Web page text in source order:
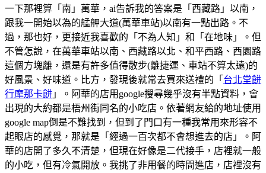
一下那裡算「南」萬華，ai告訴我的答案是「西藏路」以南，
跟我一開始以為的艋舺大道(萬華車站)以南有一點出路。不
過，那也好，更接近我喜歡的「不為人知」和「在地味」。但
不管怎說，在萬華車站以南、西藏路以北、和平西路、西園路
這個方塊離，還是有許多值得散步(離捷運、車站不算太遠)的
好風景、好味道。比方，發現後就常去買來送禮的「 台北堂餅
行摩那卡餅 」。阿華的店用google搜尋幾乎沒有半點資料，會
出現的大約都是梧州街同名的小吃店。依著網友給的地址使用
google map倒是不難找到，但到了門口有一種我常用來形容不
起眼店的感覺，那就是「經過一百次都不會想進去的店」。阿
華的店開了多久不清楚，但現在好像是二代接手，店裡就一般
的小吃，但有冷氣開放。我挑了非用餐的時間進店，店裡沒有